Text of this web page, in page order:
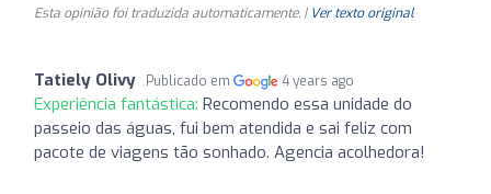
Esta opinião foi traduzida automaticamente. | Ver texto original
Tatiely Olivy Publicado em 4 years ago
Experiência fantástica: Recomendo essa unidade do
passeio das águas, fui bem atendida e sai feliz com
pacote de viagens tão sonhado. Agencia acolhedora!